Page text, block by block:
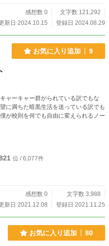
お探しください。
感想数 0
文字数 121,292
新日 2024.10.15
登録日 2024.08.29
お気に入り追加 9
ャーキャー群がられている訳でもな
に満ちた暗黒生活を送っている訳でも
が校則を何でも自由に変えられるノー
位 / 6,077件
感想数 0
文字数 3,988
新日 2021.12.08
登録日 2021.11.25
お気に入り追加 80